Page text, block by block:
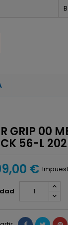
GRIP 00
56-L
€